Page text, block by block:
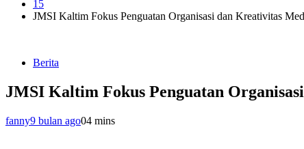
15
JMSI Kaltim Fokus Penguatan Organisasi dan Kreativitas
Berita
JMSI Kaltim Fokus Penguatan
fanny9 bulan ago04 mins